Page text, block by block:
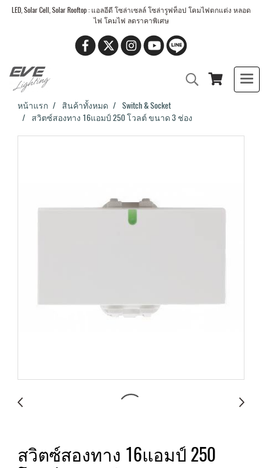
LED, Solar Cell, Solar Rooftop : แอลอีดี โซล่าเซลล์ โซล่ารูฟท็อป โคมไฟตกแต่ง หลอด
ไฟ โคมไฟ ลดราคาพิเศษ
หน้าแรก สินค้าทั้งหมด
Switch & Socket
สวิตซ์สองทาง 16แอมป์ 250 โวลต์ ขนาด 3 ช่อง
สวิตซ์สองทาง 16แอมป์ 250